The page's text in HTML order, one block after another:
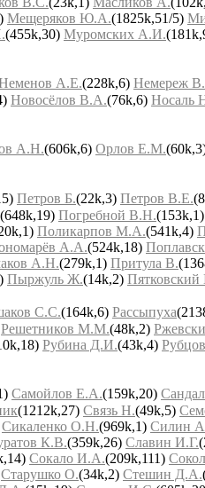
Мещеряков Ю.А.(1825k,51/5)
(455k,30) Муромских А.И.
А.Е.(228k,6) Немереж
Новосёлов В.А.(76k,6) Носаль
А.Н.(606k,6) Орлов Е.М.
Петров Б.(22k,3) Петров В.Е.
(648k,19) Погребной В.Н.(153k,1)
Поликарпов М.А.(541k,4)
А.А.(524k,18)
А.Н.(279k,1) Притула В.
Пыржуль Ж.(14k,2)
С.С.(164k,6) Рассыпуха
Решетников М.М.(48k,2)
Рубина Д.И.(43k,4)
Самойлов Е.А.(159k,20)
(1212k,27) Связь Н.(49k,5)
Сикаленко О.Н.(969k,1) Силин
К.В.(359k,26) Славин И.Г.
Сокало И.А.(209k,111)
Старушко О.(34k,2) Стешин Д.А.